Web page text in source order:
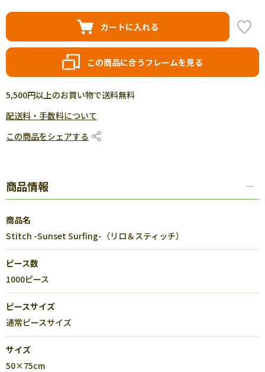
カートに入れる
この商品に合うフレームを見る
5,500円以上のお買い物で送料無料
配送料・手数料について
この商品をシェアする
商品情報
商品名
Stitch -Sunset Surfing-（リロ＆スティッチ）
ピース数
1000ピース
ピースサイズ
通常ピースサイズ
サイズ
50×75cm